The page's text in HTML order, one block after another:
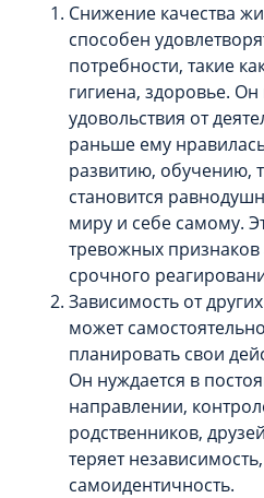
Снижение качества
способен
потребности, такие
гигиена, здоровье.
удовольствия от
раньше ему
развитию, обучению,
становится
миру и себе самому.
тревожных
срочного
Зависимость от
может
планировать свои
Он нуждается в
направлении,
родственников,
теряет
самоидентичность.